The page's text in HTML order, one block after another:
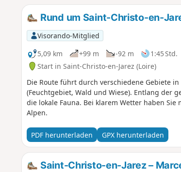
Rund um Saint-Christo-en-
Visorando-Mitglied
5,09 km
+99 m -92 m 1:45 Std.
Start in Saint-Christo-en-Jarez (Loire)
Die Route führt durch verschiedene Gebiete
(Feuchtgebiet, Wald und Wiese). Entlang der
die lokale Fauna. Bei klarem Wetter haben
Alpen.
PDF herunterladen GPX herunterladen
Saint-Christo-en-Jarez –